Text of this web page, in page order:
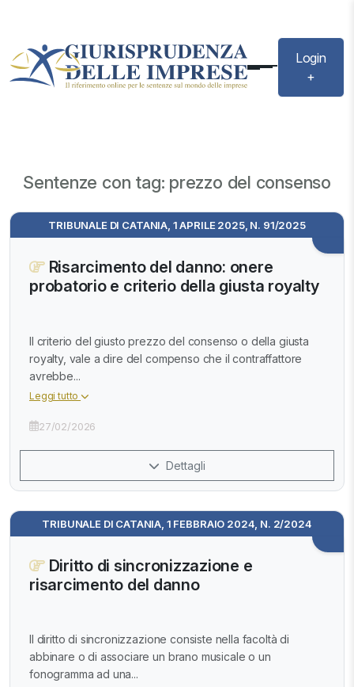
Login
+
Sentenze con tag: prezzo del consenso
TRIBUNALE DI CATANIA, 1 APRILE 2025, N. 91/2025
Risarcimento del danno: onere
probatorio e criterio della giusta royalty
Il criterio del giusto prezzo del consenso o della giusta
royalty, vale a dire del compenso che il contraffattore
avrebbe...
Leggi tutto
27/02/2026
Dettagli
TRIBUNALE DI CATANIA, 1 FEBBRAIO 2024, N. 2/2024
Diritto di sincronizzazione e
risarcimento del danno
Il diritto di sincronizzazione consiste nella facoltà di
abbinare o di associare un brano musicale o un
fonogramma ad una...